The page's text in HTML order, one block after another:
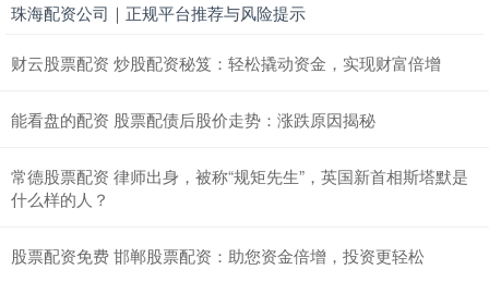
珠海配资公司｜正规平台推荐与风险提示
财云股票配资 炒股配资秘笈：轻松撬动资金，实现财富倍增
能看盘的配资 股票配债后股价走势：涨跌原因揭秘
常德股票配资 律师出身，被称“规矩先生”，英国新首相斯塔默是
什么样的人？
股票配资免费 邯郸股票配资：助您资金倍增，投资更轻松